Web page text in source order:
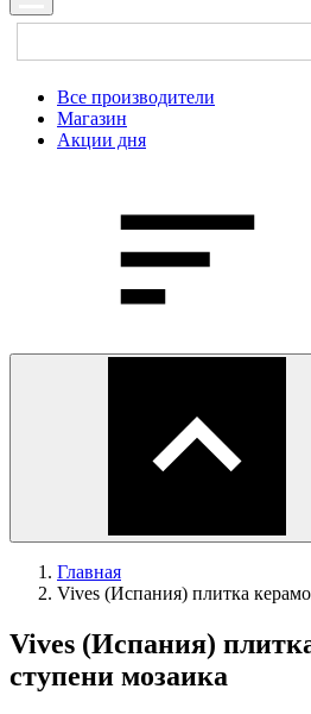
Все производители
Магазин
Акции дня
Главная
Vives (Испания) плитка
Vives (Испания)
ступени мозаика